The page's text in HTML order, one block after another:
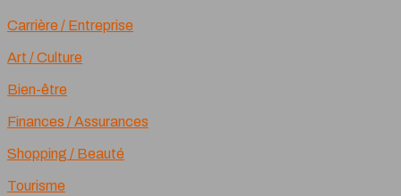
Carrière / Entreprise
Art / Culture
Bien-être
Finances / Assurances
Shopping / Beauté
Tourisme